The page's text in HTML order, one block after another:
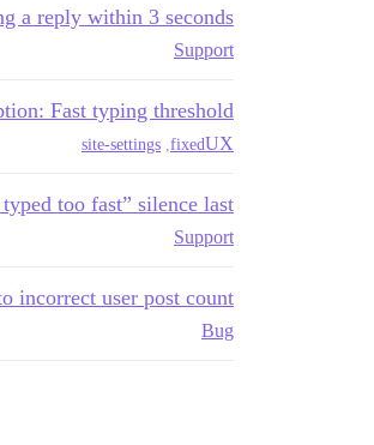
a reply within 3 seconds
Support
Fast typing threshold
UX
fixed
site-settings
too fast” silence last?
Support
incorrect user post count
Bug